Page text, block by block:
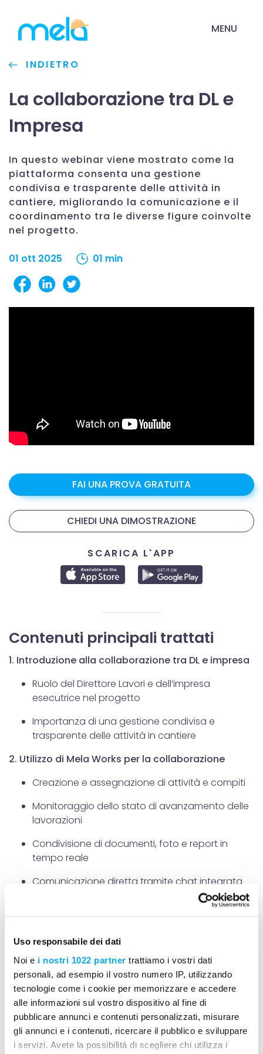
Uso responsabile dei dati
Noi e i nostri 1022 partner trattiamo i vostri dati
personali, ad esempio il vostro numero IP, utilizzando
tecnologie come i cookie per memorizzare e accedere
alle informazioni sul vostro dispositivo al fine di
pubblicare annunci e contenuti personalizzati, misurare
gli annunci e i contenuti, ricercare il pubblico e sviluppare
i servizi. Avete la possibilità di scegliere chi utilizza i
MENU
INDIETRO
La collaborazione tra DL e
Impresa
In questo webinar viene mostrato come la
piattaforma consenta una gestione
condivisa e trasparente delle attività in
cantiere, migliorando la comunicazione e il
coordinamento tra le diverse figure coinvolte
nel progetto.
01 ott 2025 01 min
FAI UNA PROVA GRATUITA
CHIEDI UNA DIMOSTRAZIONE
SCARICA L'APP
Contenuti principali trattati
1. Introduzione alla collaborazione tra DL e impresa
Ruolo del Direttore Lavori e dell’impresa
esecutrice nel progetto
Importanza di una gestione condivisa e
trasparente delle attività in cantiere
2. Utilizzo di Mela Works per la collaborazione
Creazione e assegnazione di attività e compiti
Monitoraggio dello stato di avanzamento delle
lavorazioni
Condivisione di documenti, foto e report in
tempo reale
Comunicazione diretta tramite chat integrata
3. Vantaggi della collaborazione digitale
Migliore controllo dei costi e delle tempistiche
Facilità di accesso e consultazione delle
informazioni
Benefici operativi per le imprese